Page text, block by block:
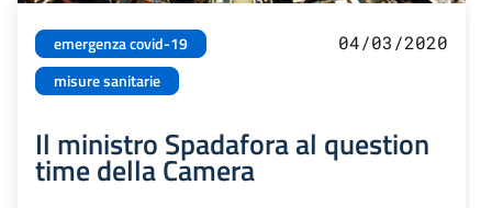
emergenza covid-19
misure sanitarie
04/03/2020
Il ministro Spadafora al question
time della Camera